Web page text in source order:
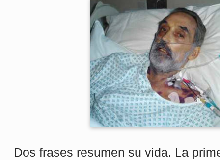
Dos frases resumen su vida. La